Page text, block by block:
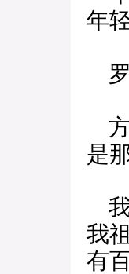
年
罗
方
是
我
我
有